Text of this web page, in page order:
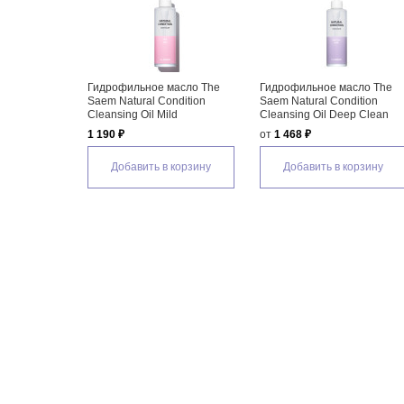
Гидрофильное масло The
Saem Natural Condition
Cleansing Oil Mild
1 190 ₽
Добавить в корзину
Гидрофильное масло The
Saem Natural Condition
Cleansing Oil Deep Clean
от1 468 ₽
Добавить в корзину